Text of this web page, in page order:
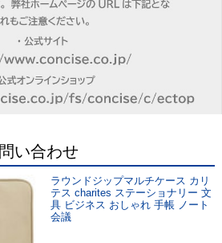
い合わせ
ラウンドジップマルチケース カリ
テス charites ステーショナリー 文
具 ビジネス おしゃれ 手帳 ノート
会議